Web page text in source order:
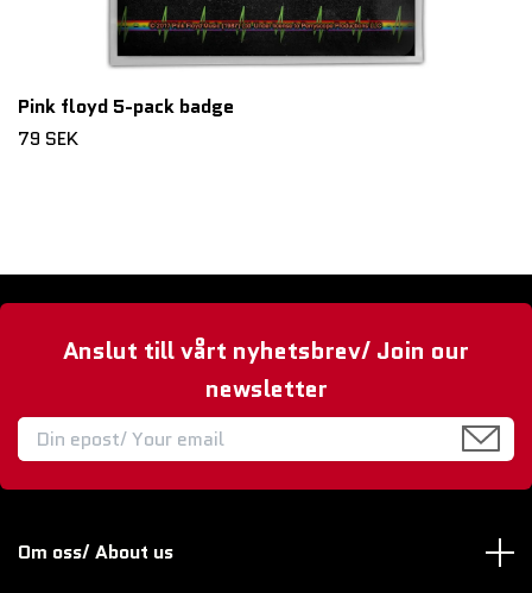
Pink floyd 5-pack badge
79 SEK
Anslut till vårt nyhetsbrev/ Join our
newsletter
Om oss/ About us